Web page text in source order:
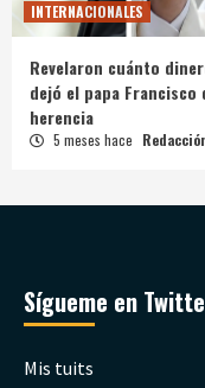
INTERNACIONALES
Revelaron cuánto
dejó el papa Francisco
herencia
5 meses hace
Sígueme en
Mis tuits